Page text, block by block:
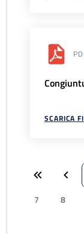
SCARICA
7
8